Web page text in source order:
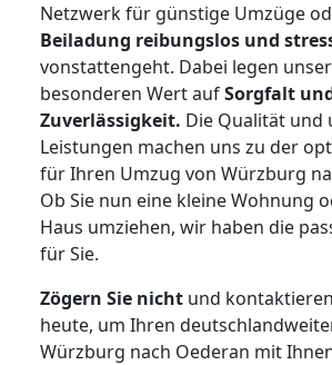
Netzwerk für günstige Umzüge
Beiladung reibungslos und
vonstattengeht. Dabei legen
besonderen Wert aufSorgfalt
Zuverlässigkeit. Die Qualität und
Leistungen machen uns zu der
für Ihren Umzug von Würzburg
Ob Sie nun eine kleine Wohnung
Haus umziehen, wir haben die
für Sie.
Zögern Sie nicht und
heute, um Ihren
Würzburg nach Oederan mit